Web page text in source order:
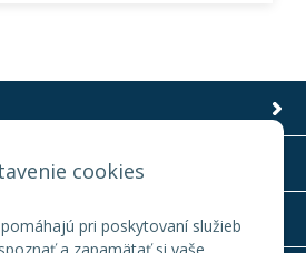
cookies
pri poskytovaní služieb